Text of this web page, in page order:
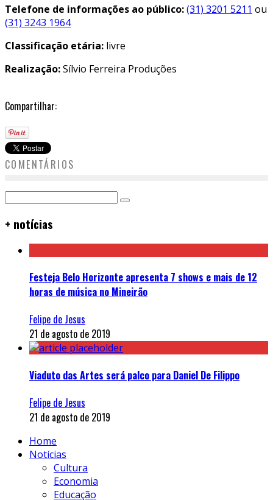
Telefone de informações ao público:(31) 3201 5211 ou
(31) 3243 1964
Classificação etária: livre
Realização:Sílvio Ferreira Produções
Compartilhar:
COMENTÁRIOS
+ notícias
Festeja Belo Horizonte apresenta 7 shows e mais de 12
horas de música no Mineirão
Felipe de Jesus
21 de agosto de 2019
Viaduto das Artes será palco para Daniel De Filippo
Felipe de Jesus
21 de agosto de 2019
Home
Notícias
Cultura
Economia
Educação